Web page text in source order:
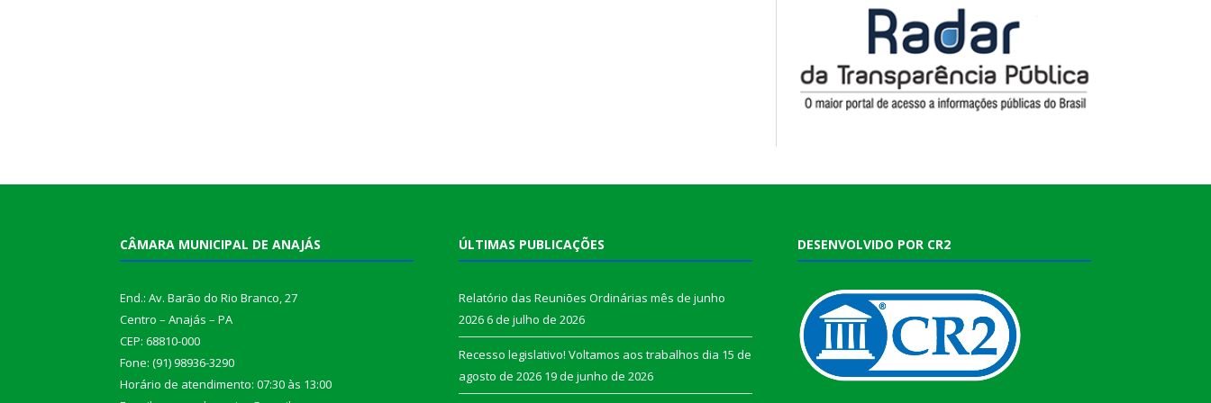
CÂMARA MUNICIPAL DE ANAJÁS
End.: Av. Barão do Rio Branco, 27
Centro – Anajás – PA
CEP: 68810-000
Fone: (91) 98936-3290
Horário de atendimento: 07:30 às 13:00
ÚLTIMAS PUBLICAÇÕES
Relatório das Reuniões Ordinárias mês de junho
20266 de julho de 2026
Recesso legislativo! Voltamos aos trabalhos dia 15 de
agosto de 2026 19 de junho de 2026
DESENVOLVIDO POR CR2